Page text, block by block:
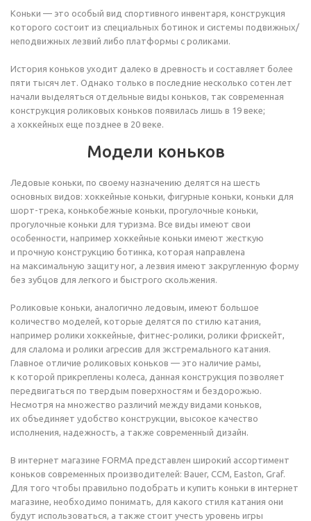
Коньки — это особый вид спортивного инвентаря, конструкция
которого состоит из специальных ботинок и системы подвижных/
неподвижных лезвий либо платформы с роликами.
История коньков уходит далеко в древность и составляет более
пяти тысяч лет. Однако только в последние несколько сотен лет
начали выделяться отдельные виды коньков, так современная
конструкция роликовых коньков появилась лишь в 19 веке;
а хоккейных еще позднее в 20 веке.
Модели коньков
Ледовые коньки, по своему назначению делятся на шесть
основных видов: хоккейные коньки, фигурные коньки, коньки для
шорт-трека, конькобежные коньки, прогулочные коньки,
прогулочные коньки для туризма. Все виды имеют свои
особенности, например хоккейные коньки имеют жесткую
и прочную конструкцию ботинка, которая направлена
на максимальную защиту ног, а лезвия имеют закругленную форму
без зубцов для легкого и быстрого скольжения.
Роликовые коньки, аналогично ледовым, имеют большое
количество моделей, которые делятся по стилю катания,
например ролики хоккейные, фитнес-ролики, ролики фрискейт,
для слалома и ролики агрессив для экстремального катания.
Главное отличие роликовых коньков — это наличие рамы,
к которой прикреплены колеса, данная конструкция позволяет
передвигаться по твердым поверхностям и бездорожью.
Несмотря на множество различий между видами коньков,
их объединяет удобство конструкции, высокое качество
исполнения, надежность, а также современный дизайн.
В интернет магазине FORMA представлен широкий ассортимент
коньков современных производителей: Bauer, CCM, Easton, Graf.
Для того чтобы правильно подобрать и купить коньки в интернет
магазине, необходимо понимать, для какого стиля катания они
будут использоваться, а также стоит учесть уровень игры